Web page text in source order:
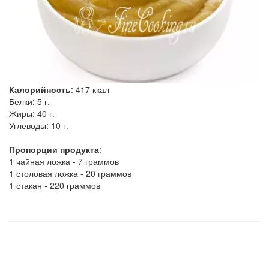
Калорийность: 417 ккал
Белки: 5 г.
Жиры: 40 г.
Углеводы: 10 г.
Пропорции продукта:
1 чайная ложка - 7 граммов
1 столовая ложка - 20 граммов
1 стакан - 220 граммов